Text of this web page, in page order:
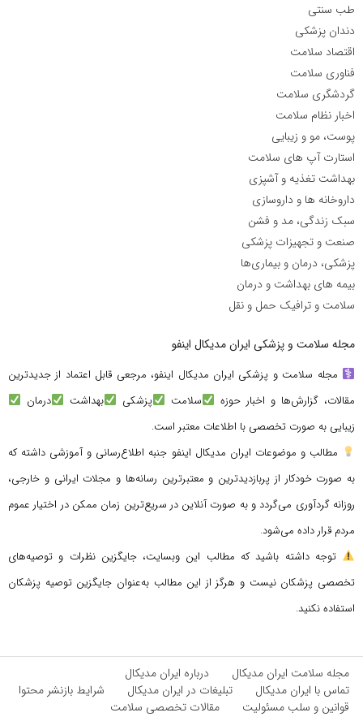
طب سنتی
دندان پزشکی
اقتصاد سلامت
فناوری سلامت
گردشگری سلامت
اخبار نظام سلامت
پوست، مو و زیبایی
استارت آپ های سلامت
بهداشت تغذیه و آشپزی
داروخانه ها و داروسازی
سبک زندگی، مد و فشن
صنعت و تجهیزات پزشکی
پزشکی، درمان و بیماری‌ها
بیمه های بهداشت و درمان
سلامت و ترافیک حمل و نقل
مجله سلامت و پزشکی ایران مدیکال اینفو
مجله سلامت و پزشکی ایران مدیکال اینفو، مرجعی قابل اعتماد از جدیدترین
مقالات، گزارش‌ها و اخبار حوزه
سلامت پزشکی بهداشت
درمان
زیبایی به صورت تخصصی با اطلاعات معتبر است.
مطالب و موضوعات ایران مدیکال اینفو جنبه اطلاع‌رسانی و آموزشی داشته که
به صورت خودکار از پربازدیدترین و معتبرترین رسانه‌ها و مجلات ایرانی و خارجی،
روزانه گردآوری می‌گردد و به صورت آنلاین در سریع‌ترین زمان ممکن در اختیار عموم
مردم قرار داده می‌شود.
توجه داشته باشید که مطالب این وبسایت، جایگزین نظرات و توصیه‌های
تخصصی پزشکان نیست و هرگز از این مطالب به‌عنوان جایگزین توصیه پزشکان
استفاده نکنید.
مجله سلامت ایران مدیکال
درباره ایران مدیکال
تماس با ایران مدیکال
تبلیغات در ایران مدیکال
شرایط بازنشر محتوا
قوانین و سلب مسئولیت
مقالات تخصصی سلامت